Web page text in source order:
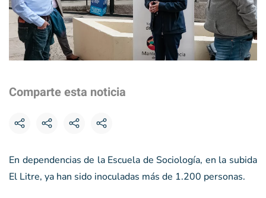
Comparte esta noticia
En dependencias de la Escuela de Sociología, en la subida
El Litre, ya han sido inoculadas más de 1.200 personas.